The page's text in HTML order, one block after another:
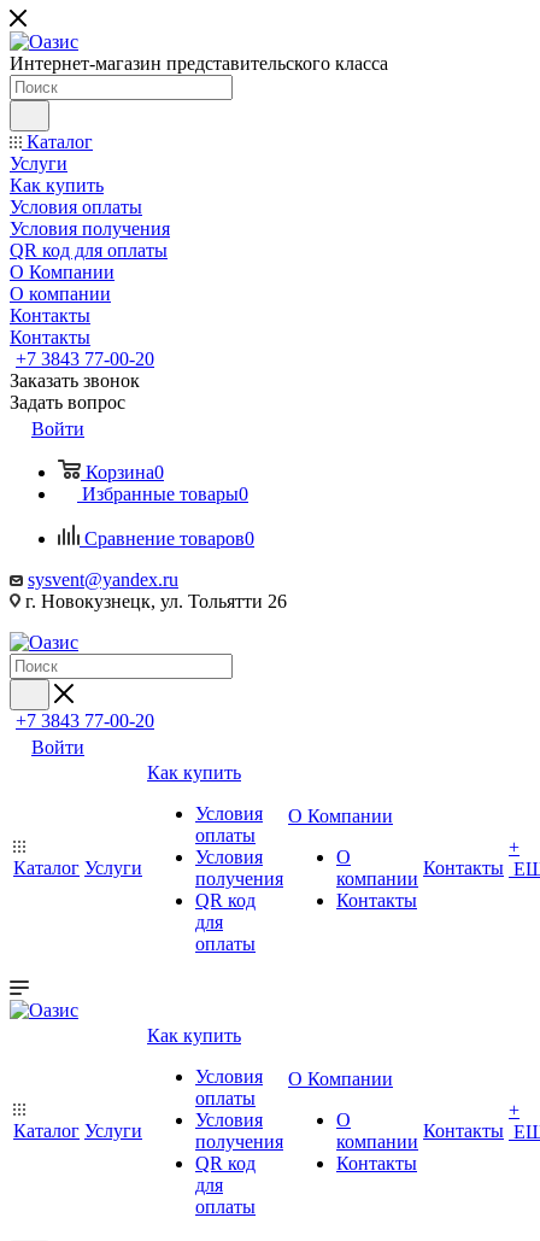
Интернет-магазин представительского класса
Каталог
Услуги
Как купить
Условия оплаты
Условия получения
QR код для оплаты
О Компании
О компании
Контакты
Контакты
+7 3843 77-00-20
Заказать звонок
Задать вопрос
Войти
Корзина0
Избранные товары0
Сравнение товаров0
sysvent@yandex.ru
г. Новокузнецк, ул. Тольятти 26
+7 3843 77-00-20
Войти
Каталог Услуги
Как купить
Условия
оплаты
Условия
получения
QR код
для
оплаты
О Компании
О
компании
Контакты
Контакты
+
Каталог Услуги
Как купить
Условия
оплаты
Условия
получения
QR код
для
оплаты
О Компании
О
компании
Контакты
Контакты
+